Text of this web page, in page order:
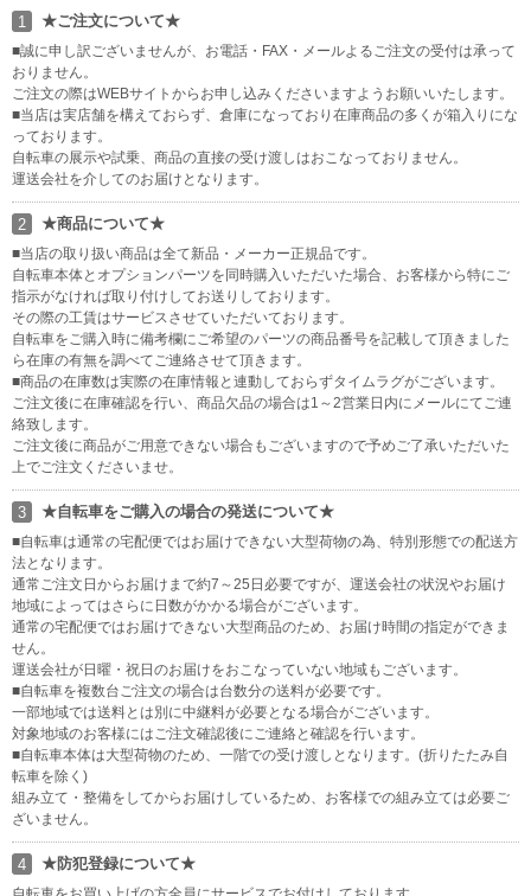
1 ★ご注文について★
■誠に申し訳ございませんが、お電話・FAX・メールよるご注文の受付は承って
おりません。
ご注文の際はWEBサイトからお申し込みくださいますようお願いいたします。
■当店は実店舗を構えておらず、倉庫になっており在庫商品の多くが箱入りにな
っております。
自転車の展示や試乗、商品の直接の受け渡しはおこなっておりません。
運送会社を介してのお届けとなります。
2 ★商品について★
■当店の取り扱い商品は全て新品・メーカー正規品です。
自転車本体とオプションパーツを同時購入いただいた場合、お客様から特にご
指示がなければ取り付けしてお送りしております。
その際の工賃はサービスさせていただいております。
自転車をご購入時に備考欄にご希望のパーツの商品番号を記載して頂きました
ら在庫の有無を調べてご連絡させて頂きます。
■商品の在庫数は実際の在庫情報と連動しておらずタイムラグがございます。
ご注文後に在庫確認を行い、商品欠品の場合は1～2営業日内にメールにてご連
絡致します。
ご注文後に商品がご用意できない場合もございますので予めご了承いただいた
上でご注文くださいませ。
3 ★自転車をご購入の場合の発送について★
■自転車は通常の宅配便ではお届けできない大型荷物の為、特別形態での配送方
法となります。
通常ご注文日からお届けまで約7～25日必要ですが、運送会社の状況やお届け
地域によってはさらに日数がかかる場合がございます。
通常の宅配便ではお届けできない大型商品のため、お届け時間の指定ができま
せん。
運送会社が日曜・祝日のお届けをおこなっていない地域もございます。
■自転車を複数台ご注文の場合は台数分の送料が必要です。
一部地域では送料とは別に中継料が必要となる場合がございます。
対象地域のお客様にはご注文確認後にご連絡と確認を行います。
■自転車本体は大型荷物のため、一階での受け渡しとなります。(折りたたみ自
転車を除く)
組み立て・整備をしてからお届けしているため、お客様での組み立ては必要ご
ざいません。
4 ★防犯登録について★